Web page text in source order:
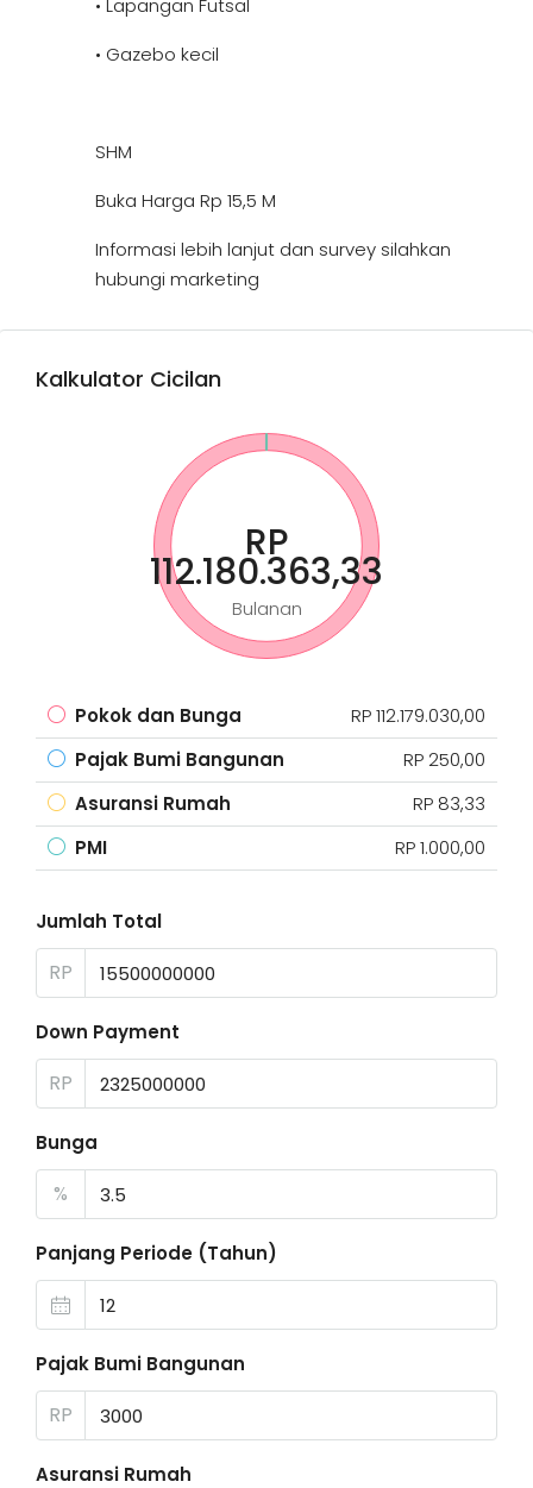
• Lapangan Futsal
• Gazebo kecil
SHM
Buka Harga Rp 15,5 M
Informasi lebih lanjut dan survey silahkan
hubungi marketing
Kalkulator Cicilan
RP
112.180.363,33
Bulanan
Pokok dan Bunga
RP 112.179.030,00
Pajak Bumi Bangunan
RP 250,00
Asuransi Rumah
RP 83,33
PMI
RP 1.000,00
Jumlah Total
RP
Down Payment
RP
Bunga
%
Panjang Periode (Tahun)
Pajak Bumi Bangunan
RP
Asuransi Rumah